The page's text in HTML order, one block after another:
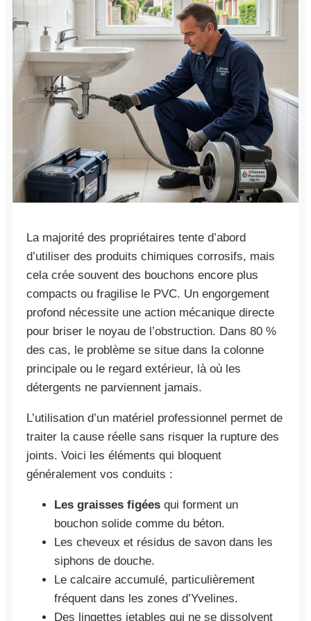
La majorité des propriétaires tente d’abord
d’utiliser des produits chimiques corrosifs, mais
cela crée souvent des bouchons encore plus
compacts ou fragilise le PVC. Un engorgement
profond nécessite une action mécanique directe
pour briser le noyau de l’obstruction. Dans 80 %
des cas, le problème se situe dans la colonne
principale ou le regard extérieur, là où les
détergents ne parviennent jamais.
L’utilisation d’un matériel professionnel permet de
traiter la cause réelle sans risquer la rupture des
joints. Voici les éléments qui bloquent
généralement vos conduits :
Les graisses figées qui forment un
bouchon solide comme du béton.
Les cheveux et résidus de savon dans les
siphons de douche.
Le calcaire accumulé, particulièrement
fréquent dans les zones d’Yvelines.
Des lingettes jetables qui ne se dissolvent